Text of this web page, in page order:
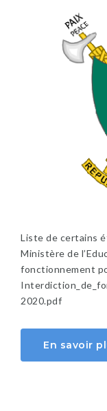
Liste de certains
Ministère de
fonctionnement
2020.pdf
En savoir